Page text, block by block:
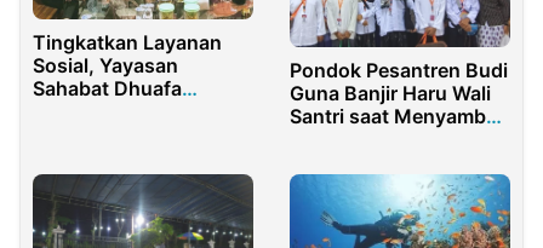
Tingkatkan Layanan
Sosial, Yayasan
Sahabat Dhuafa
Pondok Pesantren Budi
Guna Banjir Haru Wali
Santri saat Menyambut